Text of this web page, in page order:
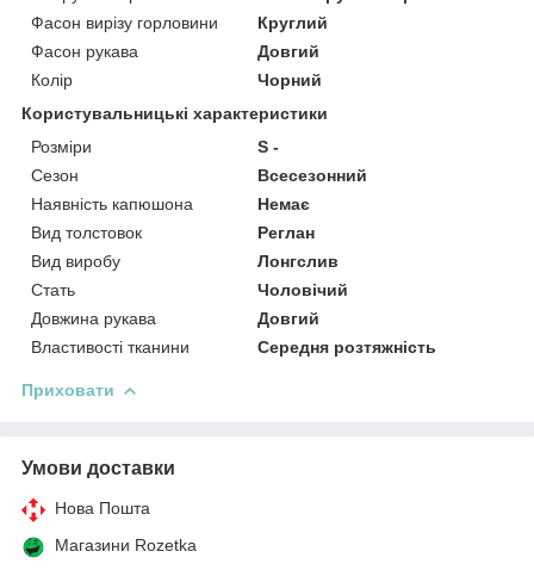
Фасон вирізу горловини
Круглий
Фасон рукава
Довгий
Колір
Чорний
Користувальницькі характеристики
Розміри
S -
Сезон
Всесезонний
Наявність капюшона
Немає
Вид толстовок
Реглан
Вид виробу
Лонгслив
Стать
Чоловічий
Довжина рукава
Довгий
Властивості тканини
Середня розтяжність
Приховати
Умови доставки
Нова Пошта
Магазини Rozetka